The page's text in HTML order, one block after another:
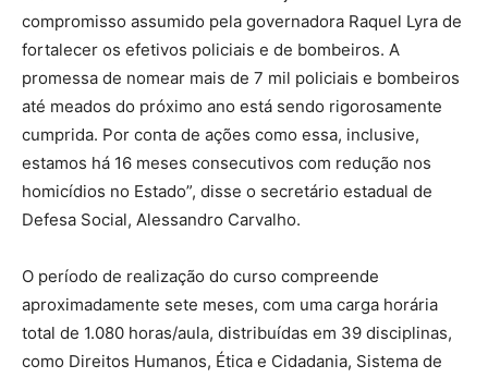
compromisso assumido pela governadora Raquel Lyra de
fortalecer os efetivos policiais e de bombeiros. A
promessa de nomear mais de 7 mil policiais e bombeiros
até meados do próximo ano está sendo rigorosamente
cumprida. Por conta de ações como essa, inclusive,
estamos há 16 meses consecutivos com redução nos
homicídios no Estado”, disse o secretário estadual de
Defesa Social, Alessandro Carvalho.
O período de realização do curso compreende
aproximadamente sete meses, com uma carga horária
total de 1.080 horas/aula, distribuídas em 39 disciplinas,
como Direitos Humanos, Ética e Cidadania, Sistema de